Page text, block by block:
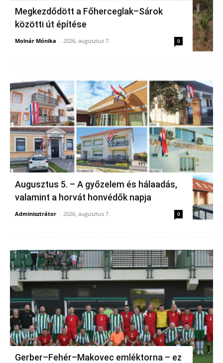
Megkezdődött a Főherceglak–Sárok
közötti út építése
Molnár Mónika - 2026, augusztus 7. 0
Augusztus 5. – A győzelem és hálaadás,
valamint a horvát honvédők napja
Adminisztrátor - 2026, augusztus 7. 0
Gerber–Fehér–Makovec emléktorna – ez